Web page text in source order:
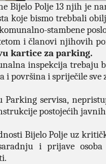
Bijelo Polje 13 njih je
koje bismo trebbali
stambene
i članovi njihovih
kartice za parking.
inspekcija trebaju
površina i spriječile sve
servisa,
postojećih
Bijelo Polje uz
i prijave